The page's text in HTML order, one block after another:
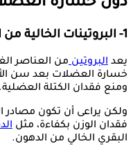
دون خسارة
1- البروتينات الخالية من الدهون
يعد البروتينمن العناصر
خسارة العضلات بعد سن
ومنع فقدان الكتلة العضلية.
ولكن يراعى أن تكون مصادر
فقدان الوزن بكفاءة، مثل
البقري الخالي من الدهون.